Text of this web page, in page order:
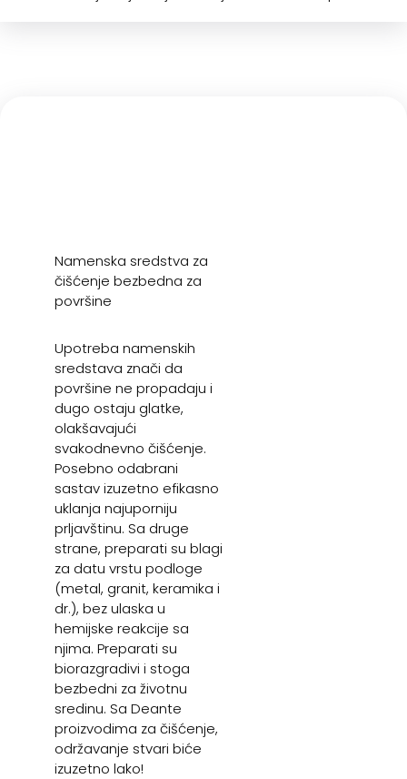
Namenska sredstva za
čišćenje bezbedna za
površine
Upotreba namenskih
sredstava znači da
površine ne propadaju i
dugo ostaju glatke,
olakšavajući
svakodnevno čišćenje.
Posebno odabrani
sastav izuzetno efikasno
uklanja najuporniju
prljavštinu. Sa druge
strane, preparati su blagi
za datu vrstu podloge
(metal, granit, keramika i
dr.), bez ulaska u
hemijske reakcije sa
njima. Preparati su
biorazgradivi i stoga
bezbedni za životnu
sredinu. Sa Deante
proizvodima za čišćenje,
održavanje stvari biće
izuzetno lako!